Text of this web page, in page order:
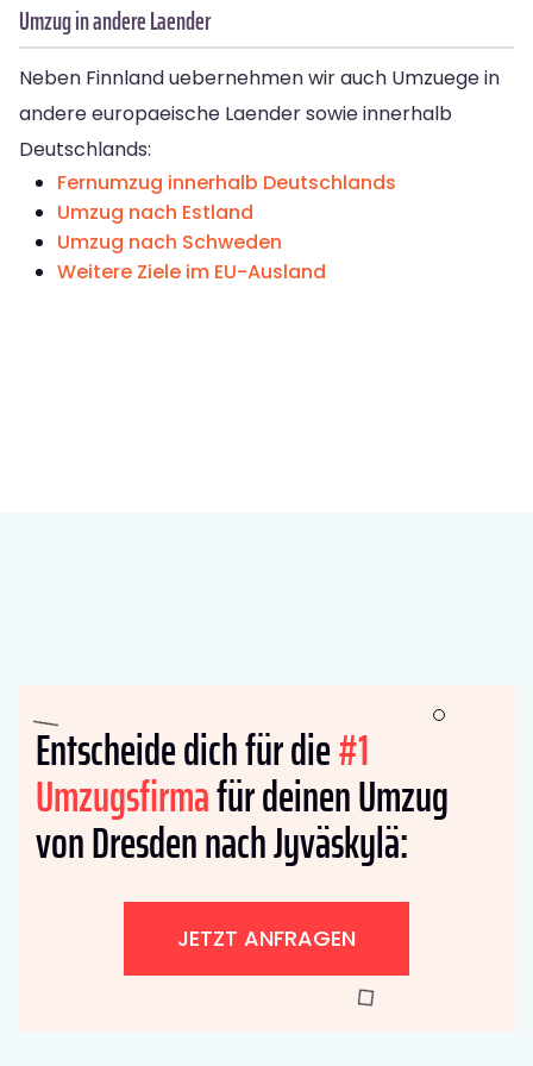
Umzug in andere Laender
Neben Finnland uebernehmen wir auch Umzuege in
andere europaeische Laender sowie innerhalb
Deutschlands:
Fernumzug innerhalb Deutschlands
Umzug nach Estland
Umzug nach Schweden
Weitere Ziele im EU-Ausland
Entscheide dich für die#1
Umzugsfirmafür deinen Umzug
von Dresden nach Jyväskylä:
JETZT ANFRAGEN